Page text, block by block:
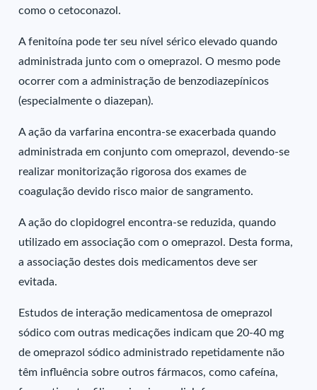
como o cetoconazol.
A fenitoína pode ter seu nível sérico elevado quando
administrada junto com o omeprazol. O mesmo pode
ocorrer com a administração de benzodiazepínicos
(especialmente o diazepan).
A ação da varfarina encontra-se exacerbada quando
administrada em conjunto com omeprazol, devendo-se
realizar monitorização rigorosa dos exames de
coagulação devido risco maior de sangramento.
A ação do clopidogrel encontra-se reduzida, quando
utilizado em associação com o omeprazol. Desta forma,
a associação destes dois medicamentos deve ser
evitada.
Estudos de interação medicamentosa de omeprazol
sódico com outras medicações indicam que 20-40 mg
de omeprazol sódico administrado repetidamente não
têm influência sobre outros fármacos, como cafeína,